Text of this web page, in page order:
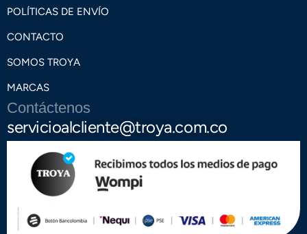
POLÍTICAS DE ENVÍO
CONTACTO
SOMOS TROYA
MARCAS
Contáctenos
servicioalcliente@troya.com.co